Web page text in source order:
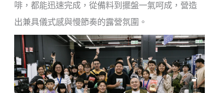
啡，都能迅速完成，從備料到擺盤一氣呵成，營造
出兼具儀式感與慢節奏的露營氛圍。